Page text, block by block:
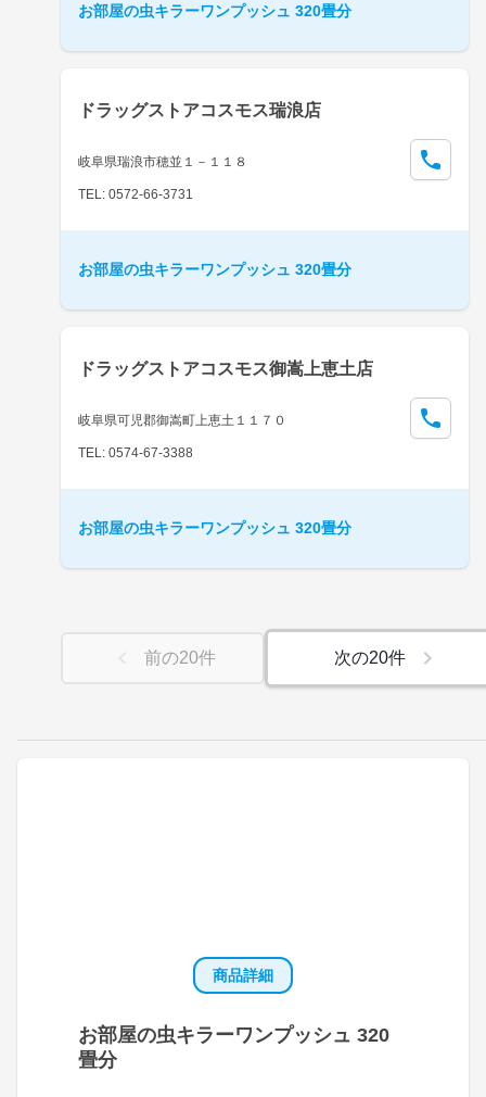
商品詳細
お部屋の虫キラーワンプッシュ 320
畳分
お部屋の虫キラーワンプッシュ 320畳分
ドラッグストアコスモス瑞浪店
岐阜県瑞浪市穂並１－１１８
TEL: 0572-66-3731
お部屋の虫キラーワンプッシュ 320畳分
ドラッグストアコスモス御嵩上恵土店
岐阜県可児郡御嵩町上恵土１１７０
TEL: 0574-67-3388
お部屋の虫キラーワンプッシュ 320畳分
前の20件 次の20件